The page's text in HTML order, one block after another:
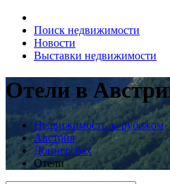
Поиск недвижимости
Новости
Выставки недвижимости
Отели в
Недвижимость за рубежом
Австрия
Доннерсбах
Отели